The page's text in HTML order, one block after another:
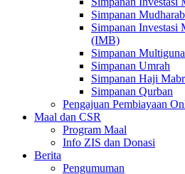
Simpanan
Simpanan Investasi
(IMB)
Simpanan
Simpanan Umrah
Simpanan Haji
Simpanan Qurban
Pengajuan Pembiayaan
Maal dan CSR
Program Maal
Info ZIS dan Donasi
Berita
Pengumuman